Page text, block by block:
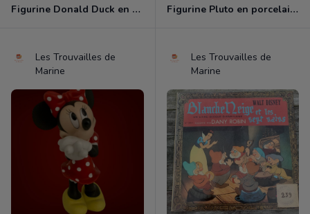
Figurine Donald Duck en porcelaine de 14 cm de haut marque Disney comme neuve Figurine Pluto en porcelaine de 11 cm de haut marque Disney comme neuve
Les Trouvailles de
Marine
Les Trouvailles de
Marine